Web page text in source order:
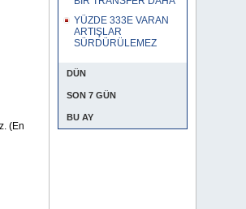
YÜZDE 333E VARAN
ARTIŞLAR
SÜRDÜRÜLEMEZ
DÜN
SON 7 GÜN
BU AY